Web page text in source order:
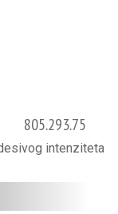
805.293.75
intenziteta